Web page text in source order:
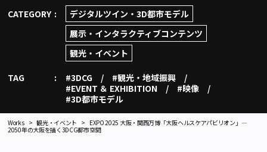
CATEGORY
デジタルツイン・3D都市モデル
展示・インタラクティブコンテンツ
観光・イベント
TAG #3DCG
#観光・地域振興
#EVENT ＆ EXHIBITION
#映像
#3D都市モデル
Works 観光・イベント
EXPO 2025 大阪・関西万博「大阪ヘルスケアパビリオン」—
2050年の大阪を描く3DCG都市空間